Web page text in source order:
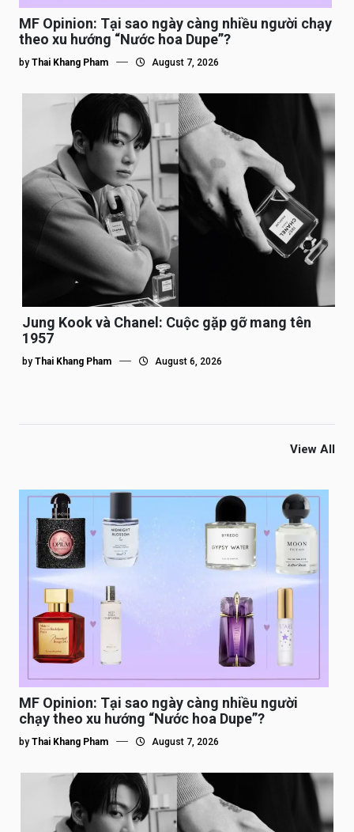
MF Opinion: Tại sao ngày càng nhiều người chạy
theo xu hướng “Nước hoa Dupe”?
by Thai Khang Pham August 7, 2026
Jung Kook và Chanel: Cuộc gặp gỡ mang tên
1957
by Thai Khang Pham August 6, 2026
View All
MF Opinion: Tại sao ngày càng nhiều người
chạy theo xu hướng “Nước hoa Dupe”?
by Thai Khang Pham August 7, 2026